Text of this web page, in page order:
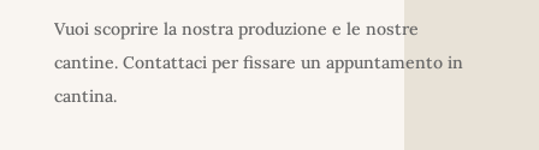
Vuoi scoprire la nostra produzione e le nostre
cantine. Contattaci per fissare un appuntamento in
cantina.